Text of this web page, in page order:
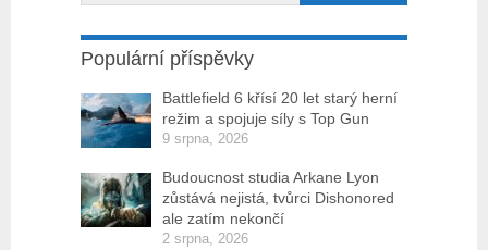
Populární příspěvky
Battlefield 6 křísí 20 let starý herní
režim a spojuje síly s Top Gun
9 srpna, 2026
Budoucnost studia Arkane Lyon
zůstává nejistá, tvůrci Dishonored
ale zatím nekončí
2 srpna, 2026